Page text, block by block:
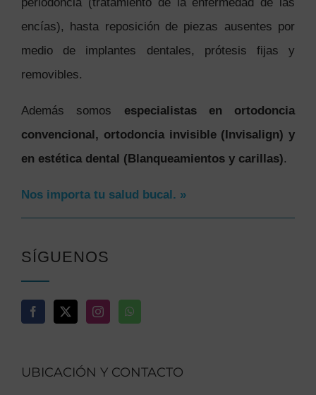
encías), hasta reposición de piezas ausentes por
medio de implantes dentales, prótesis fijas y
removibles.
Además somos especialistas en ortodoncia
convencional, ortodoncia invisible (Invisalign) y
en estética dental (Blanqueamientos y carillas).
Nos importa tu salud bucal. »
SÍGUENOS
UBICACIÓN Y CONTACTO